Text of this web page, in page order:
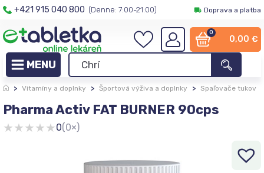
+421 915 040 800 (Denne: 7:00-21:00) Doprava a platba
0
0,00 €
> Vitamíny a doplnky > Športová výživa a doplnky > Spaľovače tukov
Pharma Activ FAT BURNER 90cps
★★★★★0(0×)